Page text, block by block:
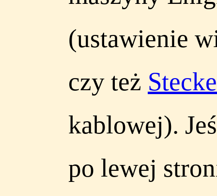
(ustawienie
czy też
kablowej).
po lewej